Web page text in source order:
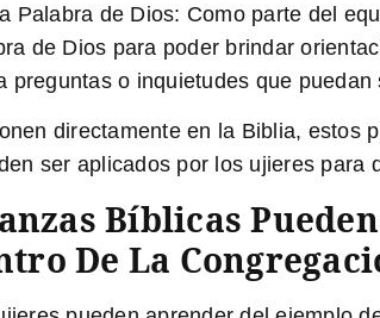
Palabra de Dios: Como parte del
de Dios para poder brindar
preguntas o inquietudes que
directamente en la Biblia, estos
ser aplicados por los ujieres
Bíblicas
De La